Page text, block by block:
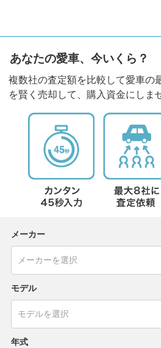
あなたの愛車、今いくら？
複数社の査定額を比較して愛車の
を賢く売却して、購入資金にしま
メーカー
モデル
年式